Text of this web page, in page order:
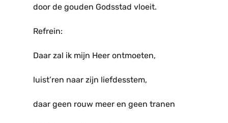
door de gouden Godsstad vloeit.
Refrein:
Daar zal ik mijn Heer ontmoeten,
luist’ren naar zijn liefdesstem,
daar geen rouw meer en geen tranen